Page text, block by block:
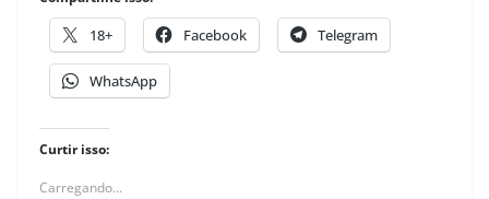
18+ Facebook Telegram
WhatsApp
Curtir isso:
Carregando...